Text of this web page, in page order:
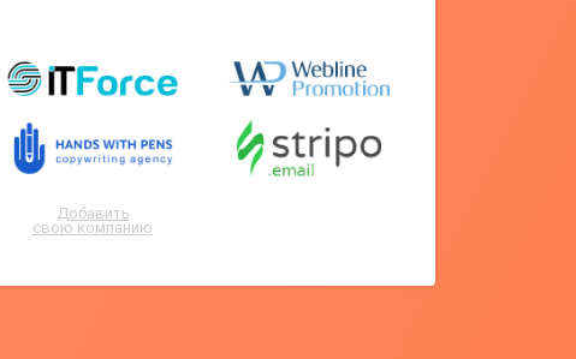
Добавить
свою компанию